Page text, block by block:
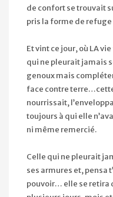
de confort se trouvait
pris la forme de
Et vint ce jour, où LA
qui ne pleurait jamais
genoux mais
face contre
nourrissait,
toujours à qui elle
ni même remercié.
Celle qui ne pleurait
ses armures et, pensa
pouvoir… elle se retira